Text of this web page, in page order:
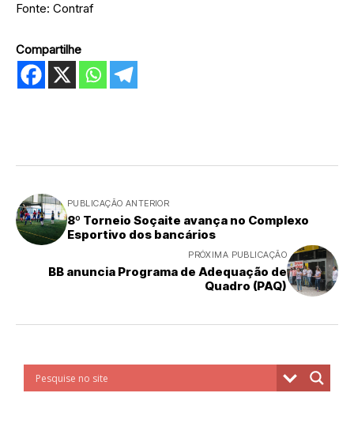
Fonte: Contraf
Compartilhe
PUBLICAÇÃO ANTERIOR
8º Torneio Soçaite avança no Complexo
Esportivo dos bancários
PRÓXIMA PUBLICAÇÃO
BB anuncia Programa de Adequação de
Quadro (PAQ)